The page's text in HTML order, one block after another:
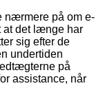
nærmere på om e-
at det længe har
sig efter de
undertiden
på
assistance, når